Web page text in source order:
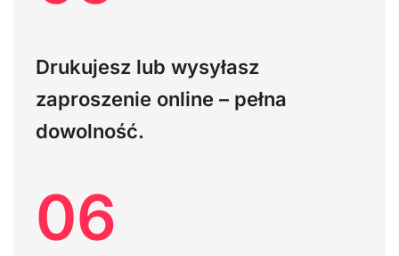
Drukujesz lub wysyłasz
zaproszenie online – pełna
dowolność.
06